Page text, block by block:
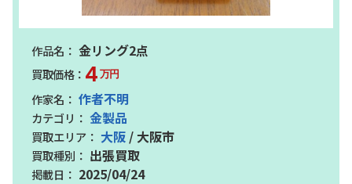
金リング2点
4万円
作者不明
金製品
大阪 / 大阪市
出張買取
2025/04/24